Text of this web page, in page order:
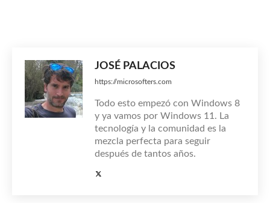
JOSÉ PALACIOS
https://microsofters.com
Todo esto empezó con Windows 8
y ya vamos por Windows 11. La
tecnología y la comunidad es la
mezcla perfecta para seguir
después de tantos años.